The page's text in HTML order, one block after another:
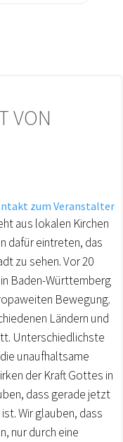
VON
zum Veranstalter
aus lokalen Kirchen
dafür eintreten, das
zu sehen. Vor 20
Baden-Württemberg
Bewegung.
Ländern und
Unterschiedlichste
unaufhaltsame
der Kraft Gottes in
dass gerade jetzt
Wir glauben, dass
nur durch eine